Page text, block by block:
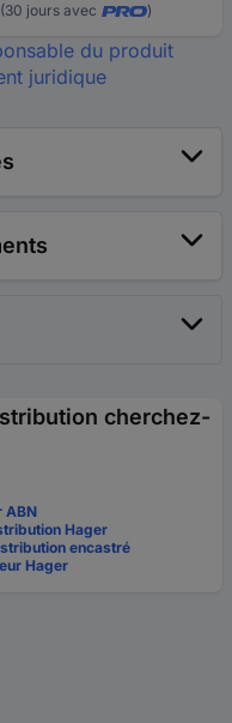
jours avec )
du produit
juridique
cherchez-
ABN
Hager
encastré
Hager